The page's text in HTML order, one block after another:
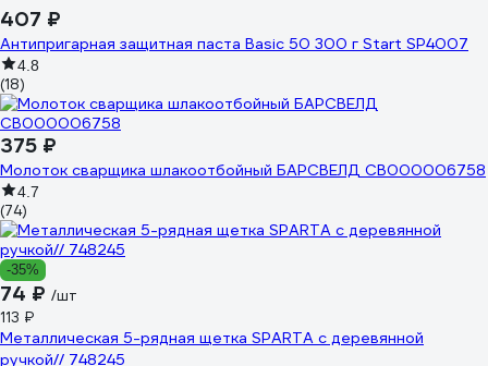
407 ₽
Антипригарная защитная паста Basic 50 300 г Start SP4007
4.8
(18)
375 ₽
Молоток сварщика шлакоотбойный БАРСВЕЛД СВ000006758
4.7
(74)
-35%
74 ₽ /шт
113 ₽
Металлическая 5-рядная щетка SPARTA с деревянной
ручкой// 748245